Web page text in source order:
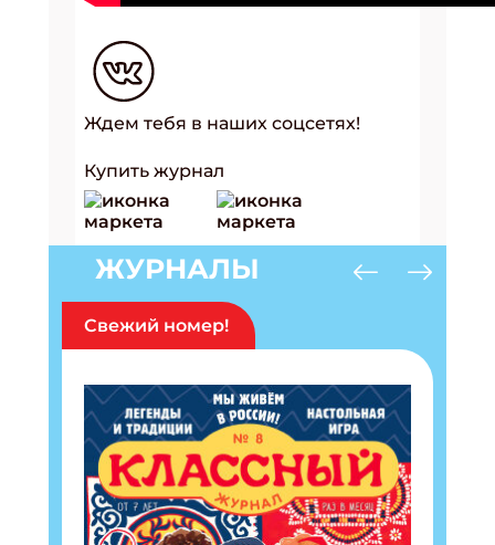
Ждем тебя в наших соцсетях!
Купить журнал
ЖУРНАЛЫ
Свежий номер!